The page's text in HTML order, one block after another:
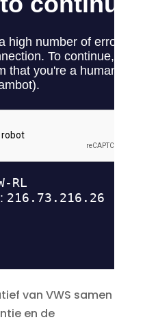
van VWS samen
en de